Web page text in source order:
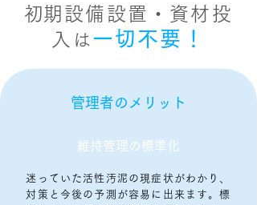
​初期設備設置・資材投
入 は 一切不要！
管理者のメリット
維持管理の標準化
迷っていた活性汚泥の現症状がわかり、
対策と今後の予測が容易に出来ます。標